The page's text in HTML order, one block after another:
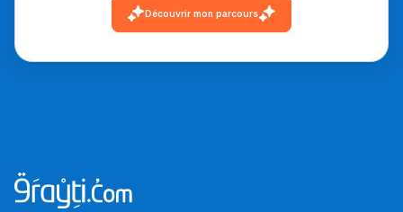
فالرّياضة و الدّراسةDécouvrir mon parcours